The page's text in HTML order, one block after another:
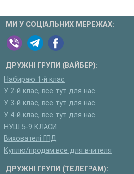
МИ У СОЦІАЛЬНИХ МЕРЕЖАХ:
ДРУЖНІ ГРУПИ (ВАЙБЕР):
Набираю 1-й клас
У 2-й клас, все тут для нас
У 3-й клас, все тут для нас
У 4-й клас, все тут для нас
НУШ 5-9 КЛАСИ
Вихователі ГПД
Куплю/продам:все для вчителя
ДРУЖНІ ГРУПИ (ТЕЛЕГРАМ):